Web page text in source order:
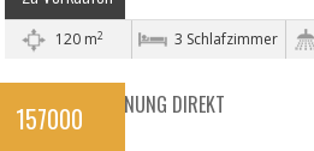
120 m2 3 Schlafzimmer
HÜBSCHE WOHNUNG DIREKT
AM FOCKEBERG
157000